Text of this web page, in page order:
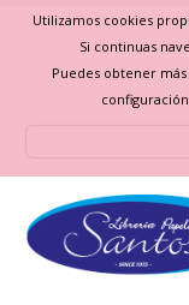
Utilizamos cookies
Si continuas
Puedes obtener